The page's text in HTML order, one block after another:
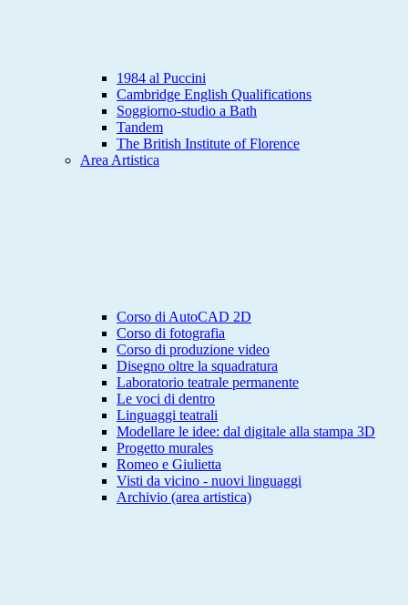
1984 al Puccini
Cambridge English Qualifications
Soggiorno-studio a Bath
Tandem
The British Institute of Florence
Area Artistica
Corso di AutoCAD 2D
Corso di fotografia
Corso di produzione video
Disegno oltre la squadratura
Laboratorio teatrale permanente
Le voci di dentro
Linguaggi teatrali
Modellare le idee: dal digitale alla stampa 3D
Progetto murales
Romeo e Giulietta
Visti da vicino - nuovi linguaggi
Archivio (area artistica)